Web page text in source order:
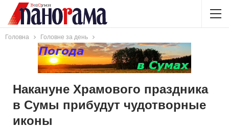
Головна Головне за день
Накануне Храмового праздника
в Сумы прибудут чудотворные
иконы